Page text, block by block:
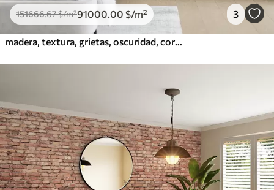
151666.67$/m²91000 .00 $/m² 3